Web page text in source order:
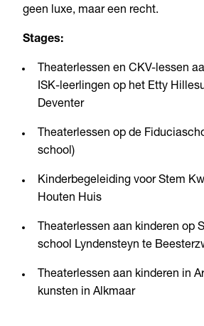
geen luxe, maar een recht.
Stages:
Theaterlessen en CKV-lessen
ISK-leerlingen op het Etty
Deventer
Theaterlessen op de
school)
Kinderbegeleiding voor Stem
Houten Huis
Theaterlessen aan kinderen op
school Lyndensteyn te
Theaterlessen aan kinderen in
kunsten in Alkmaar